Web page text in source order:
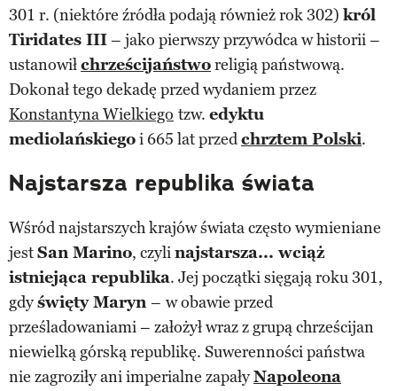
301 r. (niektóre źródła podają również rok 302) król
Tiridates III– jako pierwszy przywódca w historii –
ustanowiłchrześcijaństworeligią państwową.
Dokonał tego dekadę przed wydaniem przez
Konstantyna Wielkiego tzw. edyktu
mediolańskiegoi 665 lat przedchrztem Polski.
Najstarsza republika świata
Wśród najstarszych krajów świata często wymieniane
jestSan Marino, czylinajstarsza... wciąż
istniejąca republika. Jej początki sięgają roku 301,
gdyświęty Maryn – w obawie przed
prześladowaniami – założył wraz z grupą chrześcijan
niewielką górską republikę. Suwerenności państwa
nie zagroziły ani imperialne zapałyNapoleona